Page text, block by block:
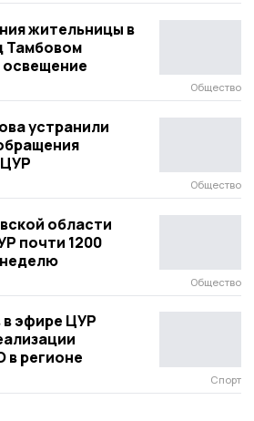
жительницы в
Тамбовом
Общество
устранили
Общество
области
почти 1200
Общество
в эфире ЦУР
в регионе
Спорт